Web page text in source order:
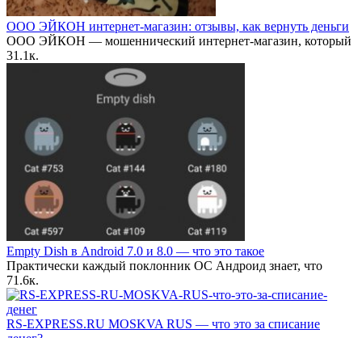
ООО ЭЙКОН интернет-магазин: отзывы, как вернуть деньги
ООО ЭЙКОН — мошеннический интернет-магазин, который
31.1к.
Empty Dish в Android 7.0 и 8.0 — что это такое
Практически каждый поклонник ОС Андроид знает, что
71.6к.
RS-EXPRESS.RU MOSKVA RUS — что это за списание